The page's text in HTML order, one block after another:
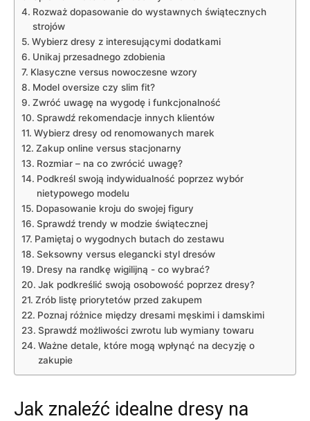
Rozważ dopasowanie do wystawnych świątecznych
strojów
Wybierz dresy z interesującymi⁤ dodatkami
Unikaj przesadnego⁤ zdobienia
Klasyczne versus nowoczesne wzory
Model oversize czy slim fit?
Zwróć uwagę na wygodę i⁣ funkcjonalność
Sprawdź rekomendacje innych klientów
Wybierz dresy‌ od renomowanych marek
Zakup online‍ versus⁤ stacjonarny
Rozmiar – na co zwrócić uwagę?
Podkreśl swoją indywidualność poprzez wybór
nietypowego modelu
Dopasowanie kroju do swojej figury
Sprawdź trendy w modzie świątecznej
Pamiętaj o wygodnych butach do zestawu
Seksowny versus elegancki styl dresów
Dresy na‌ randkę wigilijną ‍- ‌co wybrać?
Jak podkreślić⁤ swoją osobowość poprzez dresy?
Zrób listę priorytetów przed zakupem
Poznaj⁤ różnice między ‌dresami męskimi i damskimi
Sprawdź możliwości zwrotu lub wymiany towaru
Ważne detale, które mogą wpłynąć na decyzję o
zakupie
Jak⁤ znaleźć idealne dresy na